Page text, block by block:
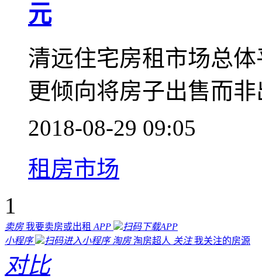
元
清远住宅房租市场总
更倾向将房子出售而非
2018-08-29 09:05
租房市场
1
卖房 我要卖房或出租 APP
扫码下载APP
小程序
扫码进入小程序 淘房 淘房超人 关注 我关注的房源
对比